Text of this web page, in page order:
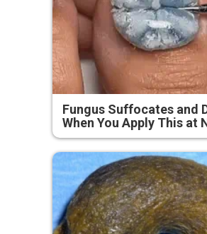
Fungus Suffocates and
When You Apply This at